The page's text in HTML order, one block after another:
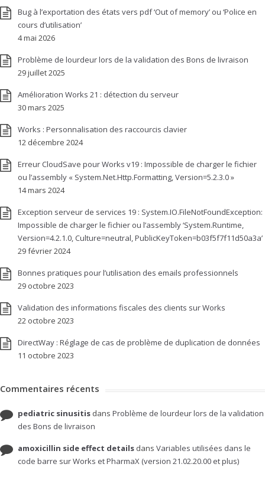
Bug à l’exportation des états vers pdf ‘Out of memory’ ou ‘Police en
cours d’utilisation’
4 mai 2026
Problème de lourdeur lors de la validation des Bons de livraison
29 juillet 2025
Amélioration Works 21 : détection du serveur
30 mars 2025
Works : Personnalisation des raccourcis clavier
12 décembre 2024
Erreur CloudSave pour Works v19 : Impossible de charger le fichier
ou l’assembly « System.Net.Http.Formatting, Version=5.2.3.0 »
14 mars 2024
Exception serveur de services 19 : System.IO.FileNotFoundException:
Impossible de charger le fichier ou l’assembly ‘System.Runtime,
Version=4.2.1.0, Culture=neutral, PublicKeyToken=b03f5f7f11d50a3a’
29 février 2024
Bonnes pratiques pour l’utilisation des emails professionnels
29 octobre 2023
Validation des informations fiscales des clients sur Works
22 octobre 2023
DirectWay : Réglage de cas de problème de duplication de données
11 octobre 2023
Commentaires récents
pediatric sinusitis dans Problème de lourdeur lors de la validation
des Bons de livraison
amoxicillin side effect details dans Variables utilisées dans le
code barre sur Works et PharmaX (version 21.02.20.00 et plus)